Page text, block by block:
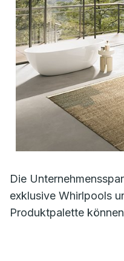
Die
exklusive Whirlpools
Produktpalette